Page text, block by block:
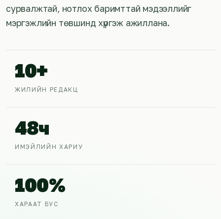
сурвалжтай, нотлох баримттай мэдээллийг
мэргэжлийн төвшинд хүргэж ажиллана.
10+
ЖИЛИЙН РЕДАКЦ
48ч
ИМЭЙЛИЙН ХАРИУ
100%
ХАРААТ БУС